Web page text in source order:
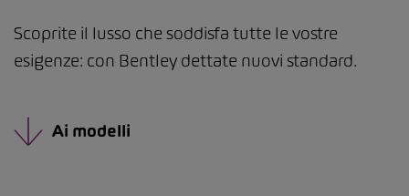
Scoprite il lusso che soddisfa tutte le vostre
esigenze: con Bentley dettate nuovi standard.
Ai modelli